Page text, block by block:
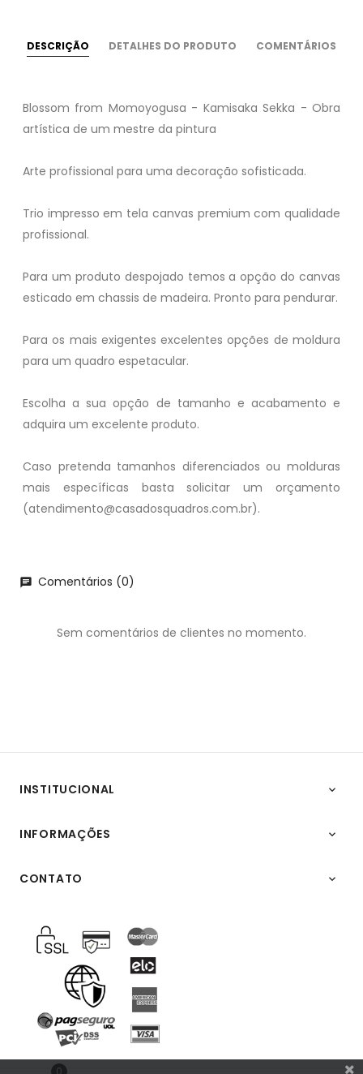
DESCRIÇÃO DETALHES DO PRODUTO COMENTÁRIOS
Blossom from Momoyogusa - Kamisaka Sekka - Obra
artística de um mestre da pintura
Arte profissional para uma decoração sofisticada.
Trio impresso em tela canvas premium com qualidade
profissional.
Para um produto despojado temos a opção do canvas
esticado em chassis de madeira. Pronto para pendurar.
Para os mais exigentes excelentes opções de moldura
para um quadro espetacular.
Escolha a sua opção de tamanho e acabamento e
adquira um excelente produto.
Caso pretenda tamanhos diferenciados ou molduras
mais específicas basta solicitar um orçamento
(atendimento@casadosquadros.com.br).
chat Comentários (0)
Sem comentários de clientes no momento.
INSTITUCIONAL 
INFORMAÇÕES 
CONTATO 
0